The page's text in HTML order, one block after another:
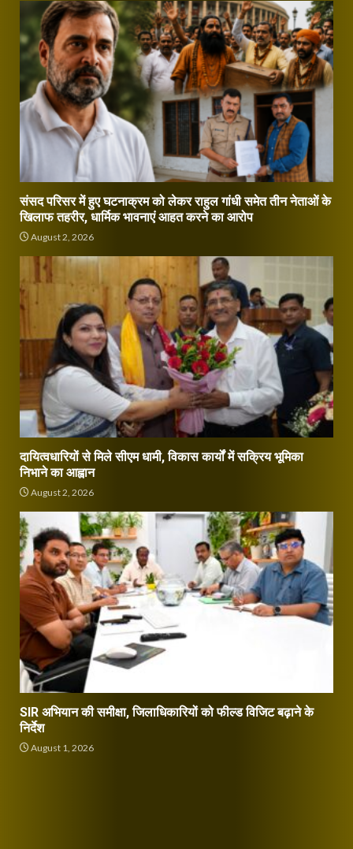
संसद परिसर में हुए घटनाक्रम को लेकर राहुल गांधी समेत तीन नेताओं के
खिलाफ तहरीर, धार्मिक भावनाएं आहत करने का आरोप
August 2, 2026
दायित्वधारियों से मिले सीएम धामी, विकास कार्यों में सक्रिय भूमिका
निभाने का आह्वान
August 2, 2026
SIR अभियान की समीक्षा, जिलाधिकारियों को फील्ड विजिट बढ़ाने के
निर्देश
August 1, 2026